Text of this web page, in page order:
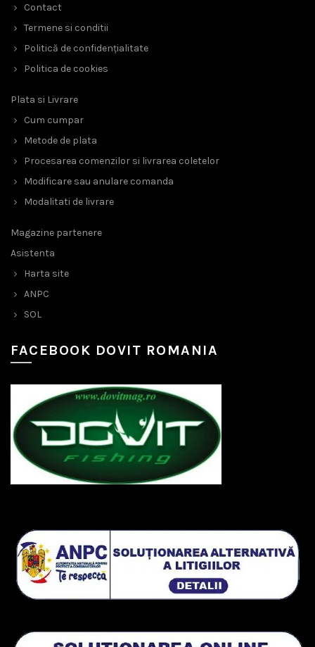
Contact
Termene si conditii
Politică de confidențialitate
Politica de cookies
Plata si Livrare
Cum cumpar
Metode de plata
Procesarea comenzilor si livrarea coletelor
Modificare sau anulare comanda
Modalitati de livrare
Magazine partenere
Asistenta
Harta site
ANPC
SOL
FACEBOOK DOVIT ROMANIA